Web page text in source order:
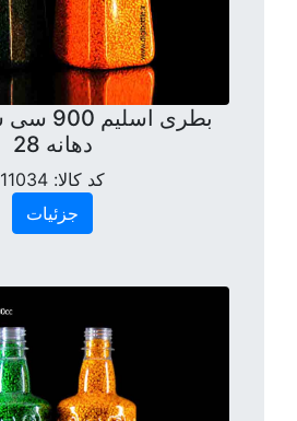
دهانه 28
کد کالا: 11034
جزئیات